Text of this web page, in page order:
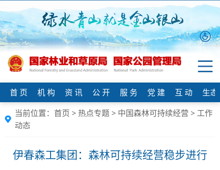
首 页 机 构 资 讯 公 开 服 务 党 建 互 动
生
当前位置： 首页 > 热点专题> 中国森林可持续经营 >工作
动态
伊春森工集团：森林可持续经营稳步进行